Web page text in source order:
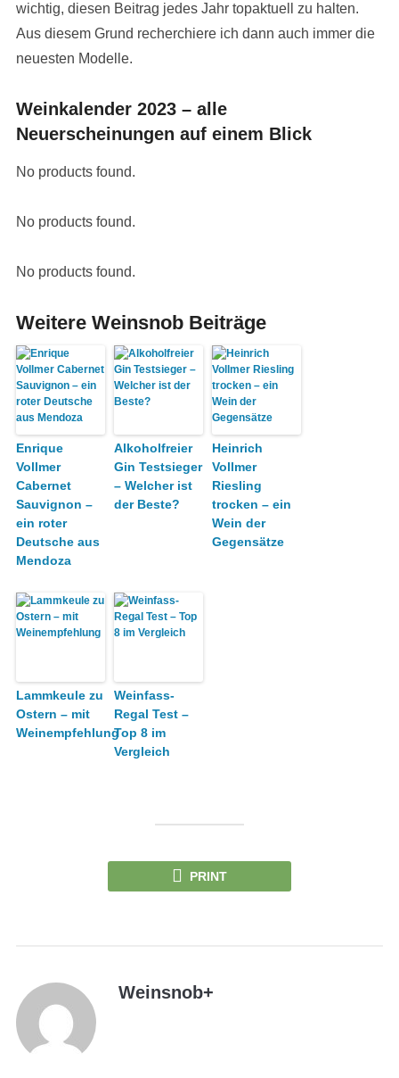
wichtig, diesen Beitrag jedes Jahr topaktuell zu halten.
Aus diesem Grund recherchiere ich dann auch immer die
neuesten Modelle.
Weinkalender 2023 – alle
Neuerscheinungen auf einem Blick
No products found.
No products found.
No products found.
Weitere Weinsnob Beiträge
Enrique
Vollmer
Cabernet
Sauvignon –
ein roter
Deutsche aus
Mendoza
Alkoholfreier
Gin Testsieger
– Welcher ist
der Beste?
Heinrich
Vollmer
Riesling
trocken – ein
Wein der
Gegensätze
Lammkeule zu
Ostern – mit
Weinempfehlung
Weinfass-
Regal Test –
Top 8 im
Vergleich
PRINT
Weinsnob+